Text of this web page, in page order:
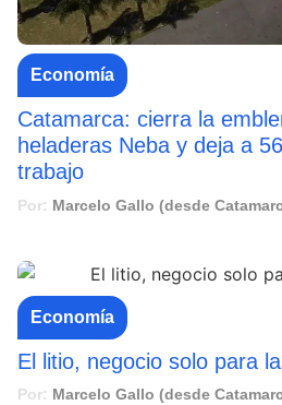
Economía
Catamarca: cierra la
heladeras Neba y deja a
trabajo
Por: Marcelo Gallo (desde
Economía
El litio, negocio solo para
Por: Marcelo Gallo (desde